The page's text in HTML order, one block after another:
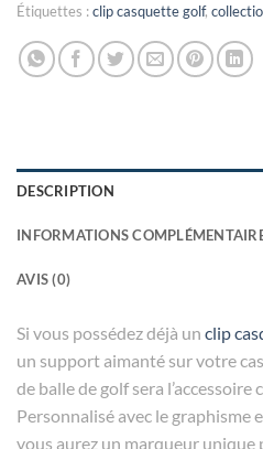
Étiquettes :clip casquette golf,
DESCRIPTION
INFORMATIONS
AVIS (0)
Si vous possédez déjà un clip
un support aimanté sur votre
de balle de golf sera
Personnalisé avec le
vous aurez un marqueur